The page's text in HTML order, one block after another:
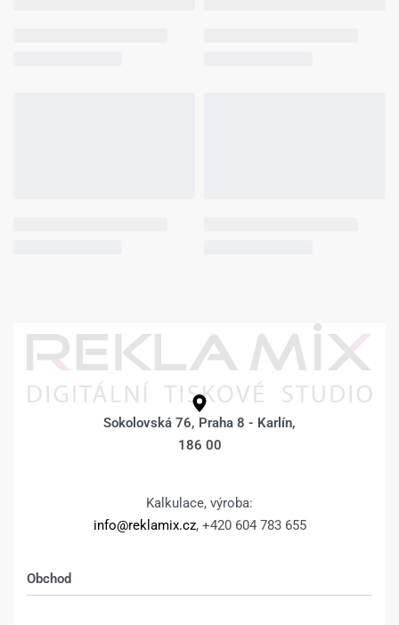
Sokolovská 76, Praha 8 - Karlín,
186 00
Kalkulace, výroba:
info@reklamix.cz, +420 604 783 655
Obchod